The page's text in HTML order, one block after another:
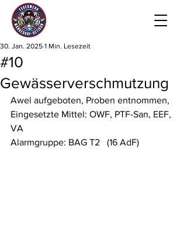
#10
Gewässerverschmutzung
30. Jan. 2025 1 Min. Lesezeit
Awel aufgeboten, Proben entnommen,
Eingesetzte Mittel: OWF, PTF-San, EEF,
VA
Alarmgruppe: BAG T2   (16 AdF)